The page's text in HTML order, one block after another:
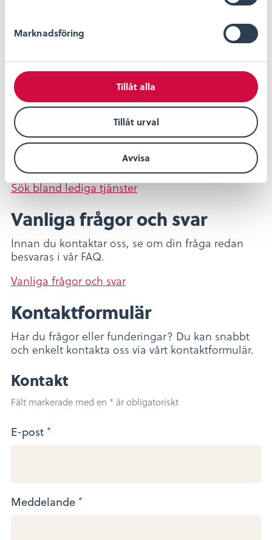
Marknadsföring
Tillåt alla
Tillåt urval
Avvisa
Här kan du läsa mer om vår rutin för
rapportera missförhållanden.
Läs vår rutin för visselblåsning
Lediga jobb
Alla våra tjänster utannonseras. Vill du söka
praoplats mejla
hr@@kalmarlansmuseum.se
Sök bland lediga tjänster
Vanliga frågor och svar
Innan du kontaktar oss, se om din fråga redan
besvaras i vår FAQ.
Vanliga frågor och svar
Kontaktformulär
Har du frågor eller funderingar? Du kan snabbt
och enkelt kontakta oss via vårt kontaktformulär.
Kontakt
Fält markerade med en * är obligatoriskt
E-post *
Meddelande *